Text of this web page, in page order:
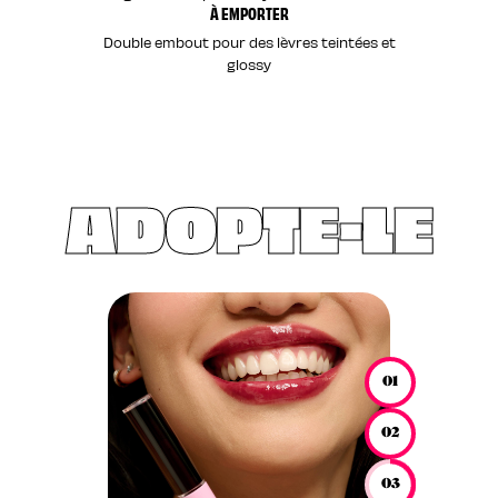
À EMPORTER
Double embout pour des lèvres teintées et
glossy
ADOPTE-LE
01
02
03